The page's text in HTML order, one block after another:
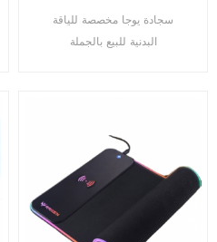
سجادة يوجا مخصصة للياقة
البدنية للبيع بالجملة